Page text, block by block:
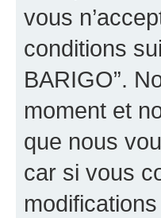
vous
conditions
BARIGO”.
moment et
que nous
car si vous